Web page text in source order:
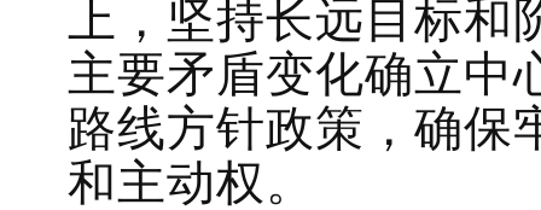
上，坚持长远目标
主要矛盾变化确立中
路线方针政策，确保
和主动权。